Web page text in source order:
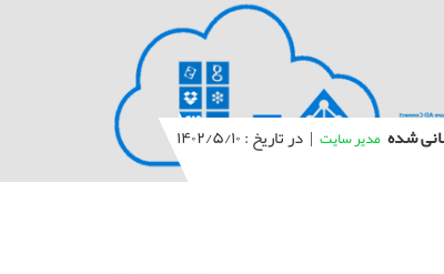
شده مدیر سایت | در تاریخ : ۱۴۰۲/۵/۱۰